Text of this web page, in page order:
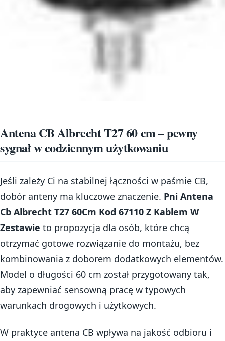
Antena CB Albrecht T27 60 cm – pewny
sygnał w codziennym użytkowaniu
Jeśli zależy Ci na stabilnej łączności w paśmie CB,
dobór anteny ma kluczowe znaczenie. Pni Antena
Cb Albrecht T27 60Cm Kod 67110 Z Kablem W
Zestawie to propozycja dla osób, które chcą
otrzymać gotowe rozwiązanie do montażu, bez
kombinowania z doborem dodatkowych elementów.
Model o długości 60 cm został przygotowany tak,
aby zapewniać sensowną pracę w typowych
warunkach drogowych i użytkowych.
W praktyce antena CB wpływa na jakość odbioru i